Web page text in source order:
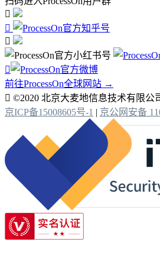




前往ProcessOn全球网站 →
 ©2020 北京大麦地信息技术有限公
京ICP备15008605号-1 | 京公网安备